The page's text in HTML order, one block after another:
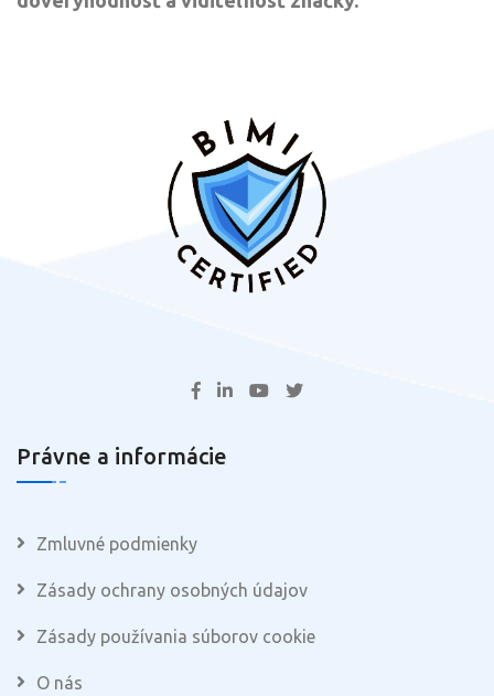
Právne a informácie
Zmluvné podmienky
Zásady ochrany osobných údajov
Zásady používania súborov cookie
O nás